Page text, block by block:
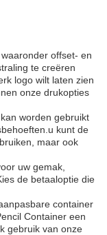
offset- en
te creëren
logo wilt laten zien
onze drukopties
worden gebruikt
kunt de
maar ook
uw gemak,
de betaaloptie die
container
Container een
gebruik van onze